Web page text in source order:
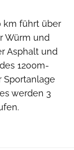
km führt über
Würm und
Asphalt und
1200m-
Sportanlage
werden 3